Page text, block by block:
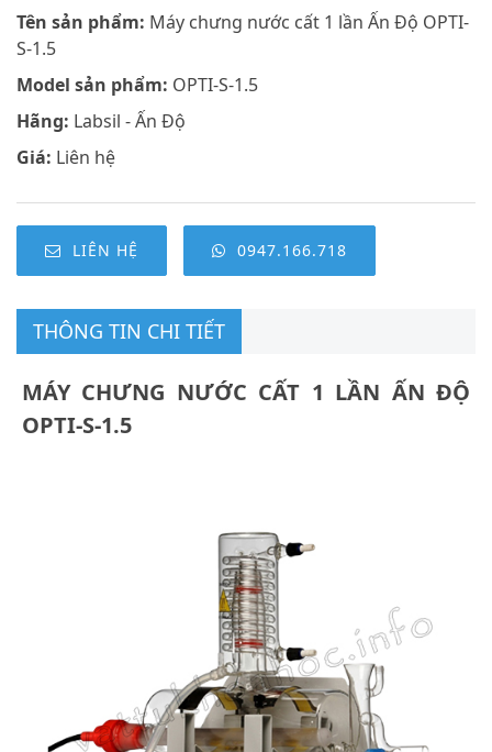
Tên sản phẩm: Máy chưng nước cất 1 lần Ấn Độ OPTI-
S-1.5
Model sản phẩm: OPTI-S-1.5
Hãng: Labsil - Ấn Độ
Giá: Liên hệ
LIÊN HỆ 0947.166.718
THÔNG TIN CHI TIẾT
MÁY CHƯNG NƯỚC CẤT 1 LẦN ẤN ĐỘ
OPTI-S-1.5